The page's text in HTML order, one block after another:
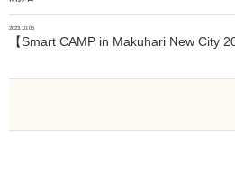
2023.10.05
【Smart CAMP in Makuhari New City